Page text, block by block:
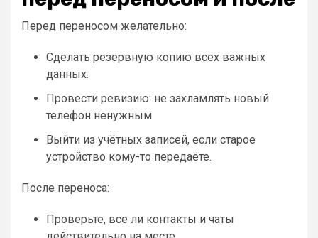
Перед переносом желательно:
Сделать резервную копию всех важных
данных.
Провести ревизию: не захламлять новый
телефон ненужным.
Выйти из учётных записей, если старое
устройство кому-то передаёте.
После переноса:
Проверьте, все ли контакты и чаты